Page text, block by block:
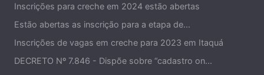
Inscrições para creche em 2024 estão abertas
Estão abertas as inscrição para a etapa de...
Inscrições de vagas em creche para 2023 em Itaquá
DECRETO Nº 7.846 - Dispõe sobre “cadastro on...